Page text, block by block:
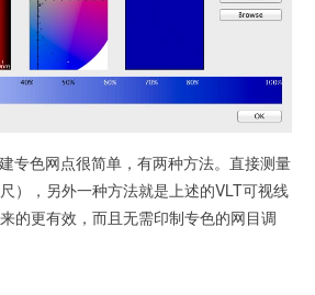
专色网点很简单，有两种方法。直接测量
），另外一种方法就是上述的VLT可视线
的更有效，而且无需印制专色的网目调